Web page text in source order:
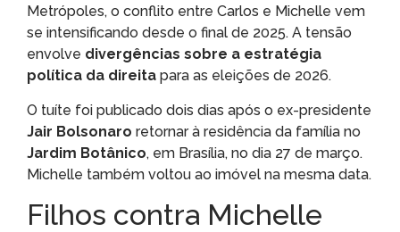
Metrópoles, o conflito entre Carlos e Michelle vem
se intensificando desde o final de 2025. A tensão
envolve divergências sobre a estratégia
política da direita para as eleições de 2026.
O tuíte foi publicado dois dias após o ex-presidente
Jair Bolsonaro retornar à residência da família no
Jardim Botânico, em Brasília, no dia 27 de março.
Michelle também voltou ao imóvel na mesma data.
Filhos contra Michelle